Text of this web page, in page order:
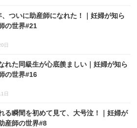
、ついに助産師になれた！｜妊婦が知ら
の世界#21
日
れた同級生が心底羨ましい｜妊婦が知ら
の世界#16
日
る瞬間を初めて見て、大号泣！｜妊婦が
産師の世界#8